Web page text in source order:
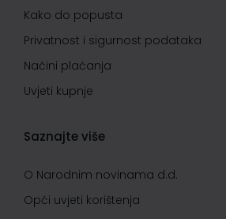
Kako do popusta
Privatnost i sigurnost podataka
Načini plaćanja
Uvjeti kupnje
Saznajte više
O Narodnim novinama d.d.
Opći uvjeti korištenja